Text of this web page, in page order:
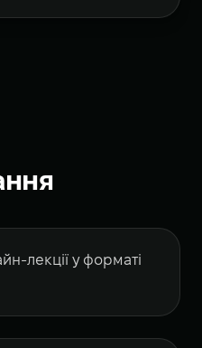
лекції у форматі